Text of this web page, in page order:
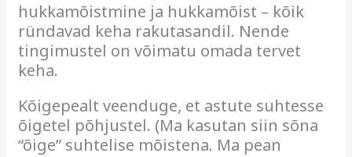
hukkamõistmine ja hukkamõist – kõik
ründavad keha rakutasandil. Nende
tingimustel on võimatu omada tervet
keha.
Kõigepealt veenduge, et astute suhtesse
õigetel põhjustel. (Ma kasutan siin sõna
“õige” suhtelise mõistena. Ma pean